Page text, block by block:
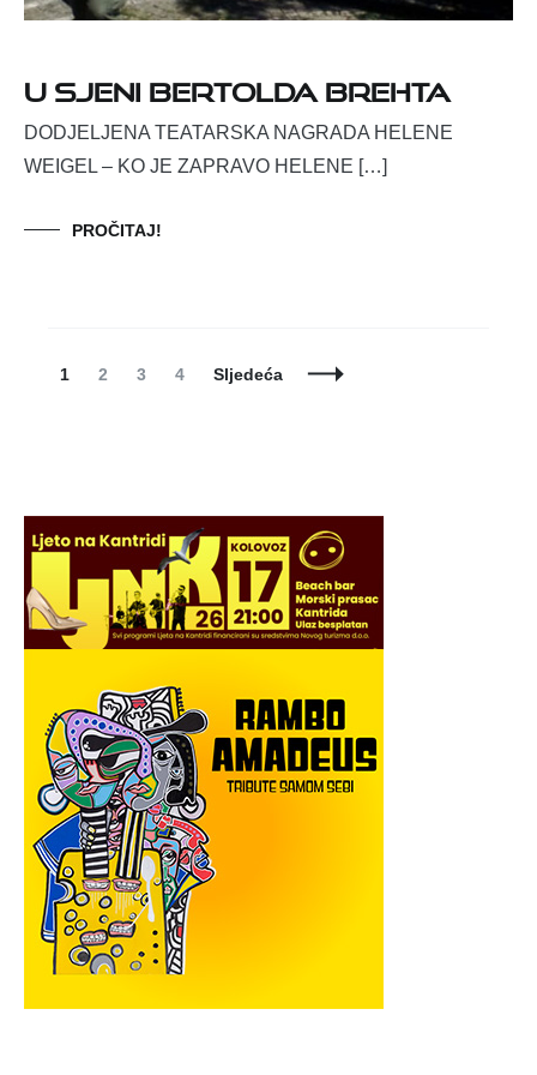
U sjeni Bertolda Brehta
DODJELJENA TEATARSKA NAGRADA HELENE
WEIGEL – KO JE ZAPRAVO HELENE […]
PROČITAJ!
Posts
Page
1 Page
2 Page
3 Page
4 Sljedeća